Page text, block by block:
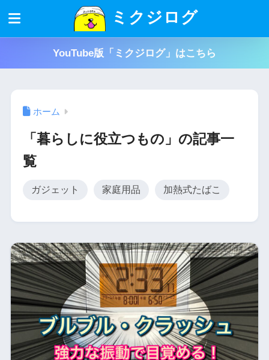
ミクジログ
YouTube版「ミクジログ」はこちら
ホーム
「暮らしに役立つもの」の記事一
覧
ガジェット 家庭用品 加熱式たばこ